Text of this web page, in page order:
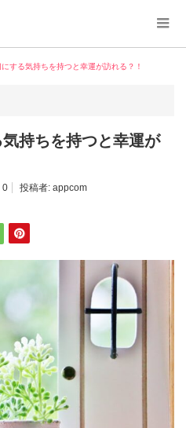
する気持ちを持つと幸運が訪れる？！
持ちを持つと幸運が
0 投稿者: appcom